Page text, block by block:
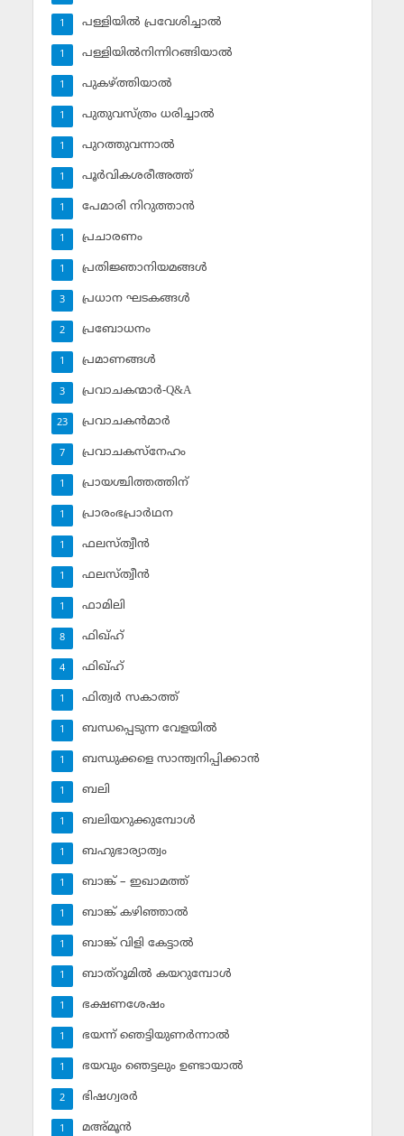
പള്ളിയില്‍ പ്രവേശിച്ചാല്‍
1
പള്ളിയില്‍നിന്നിറങ്ങിയാല്‍
1
പുകഴ്ത്തിയാല്‍
1
പുതുവസ്ത്രം ധരിച്ചാല്‍
1
പുറത്തുവന്നാല്‍
1
പൂര്‍വികശരീഅത്ത്
1
പേമാരി നിറുത്താന്‍
1
പ്രചാരണം
1
പ്രതിജ്ഞാനിയമങ്ങള്‍
1
പ്രധാന ഘടകങ്ങള്‍
3
പ്രബോധനം
2
പ്രമാണങ്ങള്‍
1
പ്രവാചകന്മാര്‍-Q&A
3
പ്രവാചകന്‍മാര്‍
23
പ്രവാചകസ്‌നേഹം
7
പ്രായശ്ചിത്തത്തിന്
1
പ്രാരംഭപ്രാര്‍ഥന
1
ഫലസ്ത്വീൻ
1
ഫലസ്ത്വീൻ
1
ഫാമിലി
1
ഫിഖ്ഹ്
8
ഫിഖ്ഹ്‌
4
ഫിത്വര്‍ സകാത്ത്‌
1
ബന്ധപ്പെടുന്ന വേളയില്‍
1
ബന്ധുക്കളെ സാന്ത്വനിപ്പിക്കാന്‍
1
ബലി
1
ബലിയറുക്കുമ്പോള്‍
1
ബഹുഭാര്യാത്വം
1
ബാങ്ക് – ഇഖാമത്ത്
1
ബാങ്ക് കഴിഞ്ഞാല്‍
1
ബാങ്ക് വിളി കേട്ടാല്‍
1
ബാത്‌റൂമില്‍ കയറുമ്പോള്‍
1
ഭക്ഷണശേഷം
1
ഭയന്ന് ഞെട്ടിയുണര്‍ന്നാല്‍
1
ഭയവും ഞെട്ടലും ഉണ്ടായാല്‍
1
ഭിഷഗ്വരര്‍
2
മഅ്മൂന്‍
1